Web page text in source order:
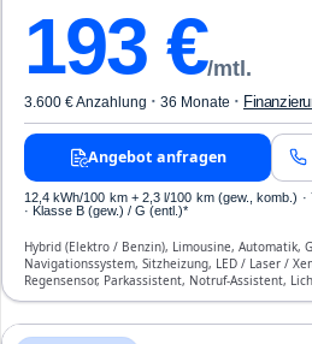
193 €/mtl.
3.600 € Anzahlung · 36 Monate ·
Angebot anfragen
12,4 kWh/100 km + 2,3 l/100 km (gew., komb.)
· Klasse B (gew.) / G (entl.)*
Hybrid (Elektro / Benzin), Limousine, Automatik,
Navigationssystem, Sitzheizung, LED / Laser /
Regensensor, Parkassistent, Notruf-Assistent,
Freisprecheinrichtung, Verkehrszeichen-